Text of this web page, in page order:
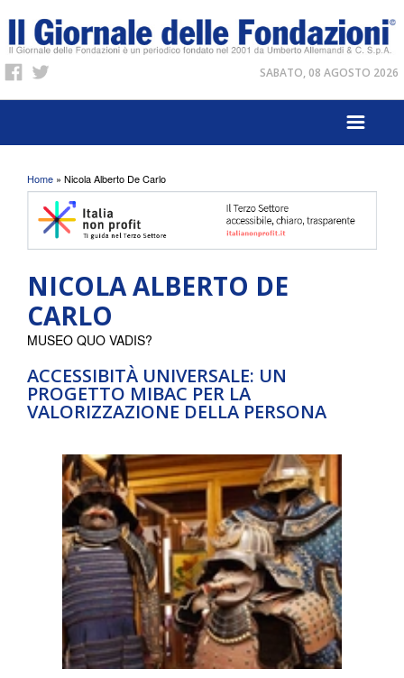
SABATO, 08 AGOSTO 2026
Tu sei qui
Home » Nicola Alberto De Carlo
NICOLA ALBERTO DE
CARLO
ACCESSIBITÀ UNIVERSALE: UN
PROGETTO MIBAC PER LA
VALORIZZAZIONE DELLA PERSONA
MUSEO QUO VADIS?